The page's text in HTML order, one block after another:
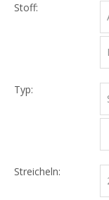
Stoff:
Typ:
Streicheln: